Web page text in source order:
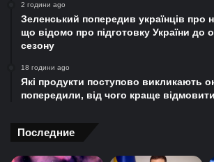
2 години ago
Зеленський попередив українців про
що відомо про підготовку України до
сезону
18 години ago
Які продукти поступово викликають
попередили, від чого краще
Последние